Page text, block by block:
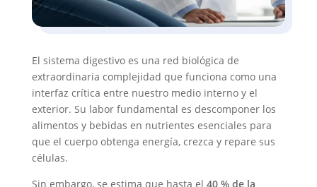
El sistema digestivo es una red biológica de
extraordinaria complejidad que funciona como una
interfaz crítica entre nuestro medio interno y el
exterior. Su labor fundamental es descomponer los
alimentos y bebidas en nutrientes esenciales para
que el cuerpo obtenga energía, crezca y repare sus
células.
Sin embargo, se estima que hasta el 40 % de la